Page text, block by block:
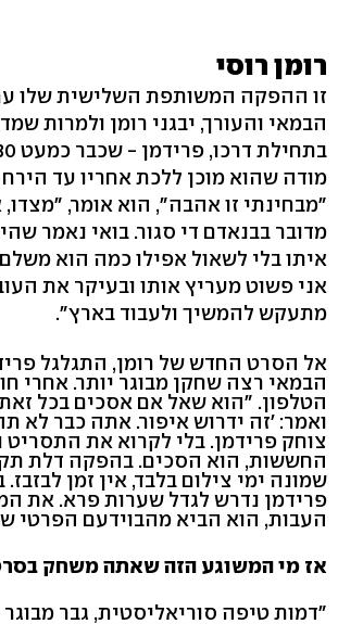
רומן רוסי
זו ההפקה המשותפת השלישית שלו
הבמאי והעורך, יבגני רומן ולמרות
מודה שהוא מוכן ללכת אחריו עד הירח
"מבחינתי זו אהבה", הוא אומר, "מצדו,
מדובר בבנאדם די סגור. בואי נאמר
איתו בלי לשאול אפילו כמה הוא
אני פשוט מעריץ אותו ובעיקר את
מתעקש להמשיך ולעבוד בארץ".
אל הסרט החדש של רומן, התגלגל
הבמאי רצה שחקן מבוגר יותר. אחרי
הטלפון. "הוא שאל אם אסכים בכל
ואמר: 'זה ידרוש איפור. אתה כבר לא
צוחק פרידמן. בלי לקרוא את התסריט
החששות, הוא הסכים. בהפקה דלת
שמונה ימי צילום בלבד, אין זמן
פרידמן נדרש לגדל שערות פרא. את
העבות, הוא הביא מהבוידעם הפרטי
אז מי המשוגע הזה שאתה משחק
"דמות טיפה סוריאליסטית, גבר